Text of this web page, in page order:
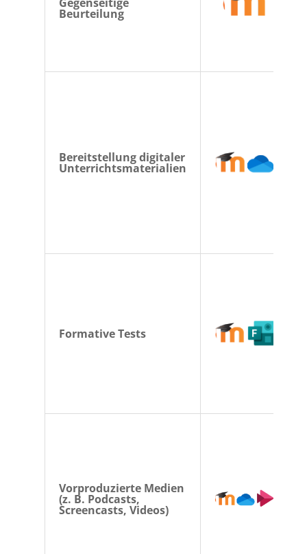
Beurteilung
Bereitstellung digitaler
Unterrichtsmaterialien
Formative Tests
Vorproduzierte Medien
(z. B. Podcasts,
Screencasts, Videos)